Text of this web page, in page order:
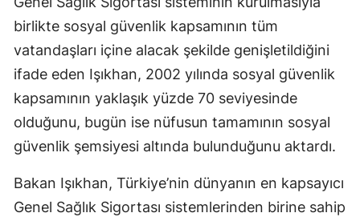
birlikte sosyal güvenlik kapsamının tüm
vatandaşları içine alacak şekilde genişletildiğini
ifade eden Işıkhan, 2002 yılında sosyal güvenlik
kapsamının yaklaşık yüzde 70 seviyesinde
olduğunu, bugün ise nüfusun tamamının sosyal
güvenlik şemsiyesi altında bulunduğunu aktardı.
Bakan Işıkhan, Türkiye’nin dünyanın en kapsayıcı
Genel Sağlık Sigortası sistemlerinden birine sahip